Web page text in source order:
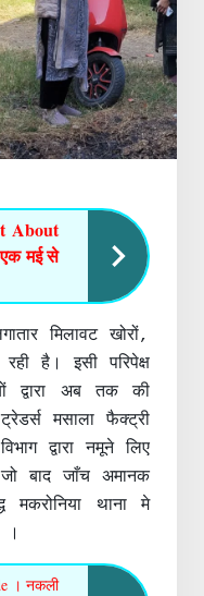
About
एक मई से
मिलावट खोरों,
है। इसी परिपेक्ष
द्वारा अब तक की
मसाला फैक्ट्री
द्वारा नमूने लिए
बाद जाँच अमानक
मकरोनिया थाना मे
।
। नकली